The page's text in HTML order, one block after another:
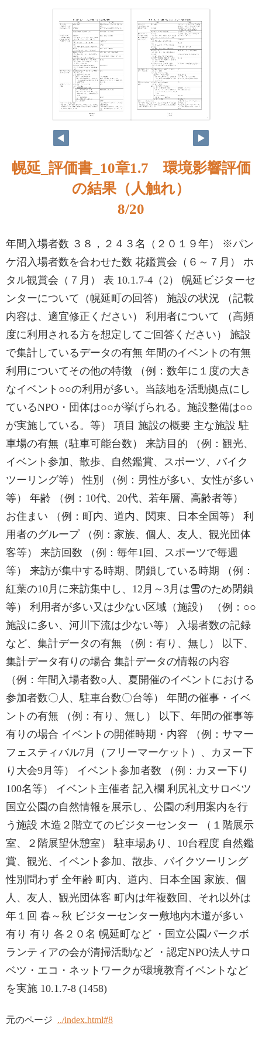
8
幌延_評価書_10章1.7 環境影響評価
の結果（人触れ）
8/20
年間入場者数 ３８，２４３名（２０１９年） ※パン
ケ沼入場者数を合わせた数 花鑑賞会（６～７月） ホ
タル観賞会（７月） 表 10.1.7-4（2） 幌延ビジターセ
ンターについて（幌延町の回答） 施設の状況 （記載
内容は、適宜修正ください） 利用者について （高頻
度に利用される方を想定してご回答ください） 施設
で集計しているデータの有無 年間のイベントの有無
利用についてその他の特徴 （例：数年に１度の大き
なイベント○○の利用が多い。当該地を活動拠点にし
ているNPO・団体は○○が挙げられる。施設整備は○○
が実施している。等） 項目 施設の概要 主な施設 駐
車場の有無（駐車可能台数） 来訪目的 （例：観光、
イベント参加、散歩、自然鑑賞、スポーツ、バイク
ツーリング等） 性別 （例：男性が多い、女性が多い
等） 年齢 （例：10代、20代、若年層、高齢者等）
お住まい （例：町内、道内、関東、日本全国等） 利
用者のグループ （例：家族、個人、友人、観光団体
客等） 来訪回数 （例：毎年1回、スポーツで毎週
等） 来訪が集中する時期、閉鎖している時期 （例：
紅葉の10月に来訪集中し、12月～3月は雪のため閉鎖
等） 利用者が多い又は少ない区域（施設） （例：○○
施設に多い、河川下流は少ない等） 入場者数の記録
など、集計データの有無 （例：有り、無し） 以下、
集計データ有りの場合 集計データの情報の内容
（例：年間入場者数○人、夏開催のイベントにおける
参加者数〇人、駐車台数〇台等） 年間の催事・イベ
ントの有無 （例：有り、無し） 以下、年間の催事等
有りの場合 イベントの開催時期・内容 （例：サマー
フェスティバル7月（フリーマーケット）、カヌー下
り大会9月等） イベント参加者数 （例：カヌー下り
100名等） イベント主催者 記入欄 利尻礼文サロベツ
国立公園の自然情報を展示し、公園の利用案内を行
う施設 木造２階立てのビジターセンター （１階展示
室、２階展望休憩室） 駐車場あり、10台程度 自然鑑
賞、観光、イベント参加、散歩、バイクツーリング
性別問わず 全年齢 町内、道内、日本全国 家族、個
人、友人、観光団体客 町内は年複数回、それ以外は
年１回 春～秋 ビジターセンター敷地内木道が多い
有り 有り 各２０名 幌延町など ・国立公園パークボ
ランティアの会が清掃活動など ・認定NPO法人サロ
ベツ・エコ・ネットワークが環境教育イベントなど
を実施 10.1.7-8 (1458)
元のページ ../index.html#8